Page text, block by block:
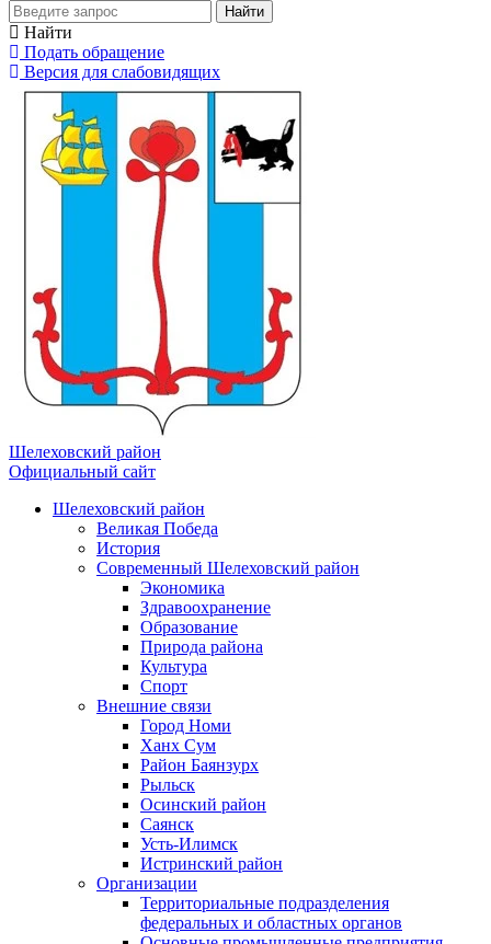
Найти
Найти
Подать обращение
Версия для слабовидящих
Шелеховский район
Официальный сайт
Шелеховский район
Великая Победа
История
Современный Шелеховский район
Экономика
Здравоохранение
Образование
Природа района
Культура
Спорт
Внешние связи
Город Номи
Ханх Сум
Район Баянзурх
Рыльск
Осинский район
Саянск
Усть-Илимск
Истринский район
Организации
Территориальные подразделения
федеральных и областных органов